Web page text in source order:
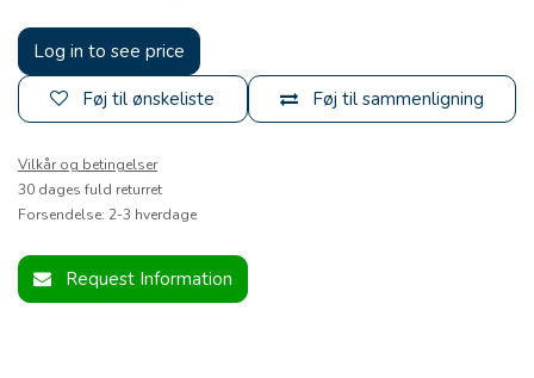
Log in to see price
Føj til sammenligning
Føj til ønskeliste
Vilkår og betingelser
30 dages fuld returret
Forsendelse: 2-3 hverdage
Request Information